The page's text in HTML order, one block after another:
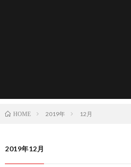
HOME 2019年 12月
2019年12月